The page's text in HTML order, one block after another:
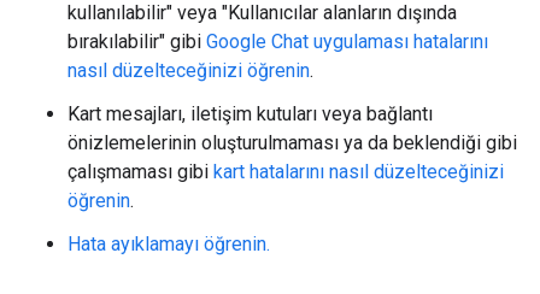
kullanılabilir" veya "Kullanıcılar alanların dışında
bırakılabilir" gibi Google Chat uygulaması hatalarını
nasıl düzelteceğinizi öğrenin.
Kart mesajları, iletişim kutuları veya bağlantı
önizlemelerinin oluşturulmaması ya da beklendiği gibi
çalışmaması gibi kart hatalarını nasıl düzelteceğinizi
öğrenin.
Hata ayıklamayı öğrenin.